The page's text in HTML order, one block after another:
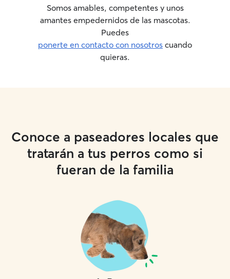
Somos amables, competentes y unos
amantes empedernidos de las mascotas.
Puedes
ponerte en contacto con nosotros cuando
quieras.
Conoce a paseadores locales que
tratarán a tus perros como si
fueran de la familia